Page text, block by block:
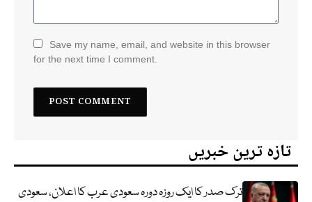
Save my name, email, and website in this browser
for the next time I comment.
تازہ ترین خبریں
ترک صدر کا ایک روزہ دورہ سعودی عرب کا اعلان، سعودی